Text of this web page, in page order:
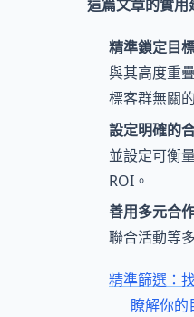
這篇文章的實用
精準鎖定目
與其高度重
標客群無關
設定明確的
並設定可衡
ROI。
善用多元合
聯合活動等
精準篩選：
瞭解你的